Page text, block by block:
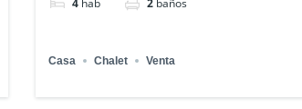
Casa Chalet Venta